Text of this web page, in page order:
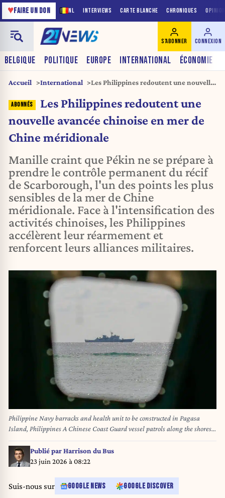
NL INTERVIEWS CARTE BLANCHE CHRONIQUES
♥FAIRE UN DON
BELGIQUE POLITIQUE EUROPE INTERNATIONAL ÉCONOMIE
S'ABONNER CONNEXION
Accueil International
Les Philippines redoutent une nouvelle
méridionale
Les Philippines redoutent une
nouvelle avancée chinoise en mer de
Chine méridionale
Manille craint que Pékin ne se prépare à
prendre le contrôle permanent du récif
de Scarborough, l'un des points les plus
sensibles de la mer de Chine
méridionale. Face à l'intensification des
activités chinoises, les Philippines
accélèrent leur réarmement et
renforcent leurs alliances militaires.
Philippine Navy barracks and health unit to be constructed in Pagasa
Island, Philippines A Chinese Coast Guard vessel patrols along the shores
of Pagasa Island Thitu Island at the Spratly group of islands in the South
China Sea, Palawan province, Philippines, 16 May 2024. Government
officials held a ground breaking ceremony for the construction of a
the island which has approximately 250 residents. Pagasa Island
PHILIPPINES PUBLICATIONxNOTxINxJPN Copyright:
Publié parHarrison du Bus
23 juin 2026 à 08:22
Suis-nous sur GOOGLE NEWS GOOGLE DISCOVER